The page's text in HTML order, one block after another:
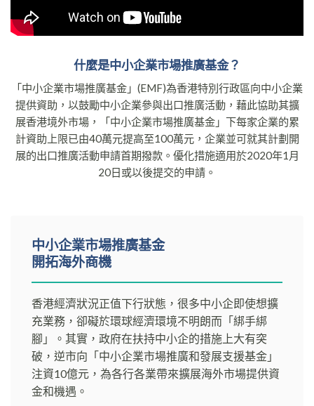
什麼是中小企業市場推廣基金？
「中小企業市場推廣基金」(EMF)為香港特別行政區向中小企業
提供資助，以鼓勵中小企業參與出口推廣活動，藉此協助其擴
展香港境外市場，「中小企業市場推廣基金」下每家企業的累
計資助上限已由40萬元提高至100萬元，企業並可就其計劃開
展的出口推廣活動申請首期撥款。優化措施適用於2020年1月
20日或以後提交的申請。
中小企業市場推廣基金
開拓海外商機
香港經濟狀況正值下行狀態，很多中小企即使想擴
充業務，卻礙於環球經濟環境不明朗而「綁手綁
腳」。其實，政府在扶持中小企的措施上大有突
破，逆市向「中小企業市場推廣和發展支援基金」
注資10億元，為各行各業帶來擴展海外市場提供資
金和機遇。